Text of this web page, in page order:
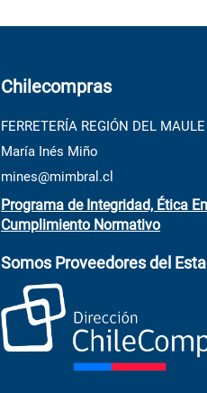
Chilecompras
FERRETERÍA REGIÓN DEL MAULE
María Inés Miño
mines@mimbral.cl
Programa de Integridad, Ética
Cumplimiento Normativo
Somos Proveedores del